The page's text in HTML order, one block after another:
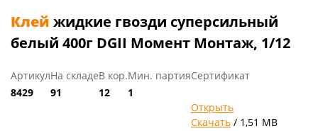
Клей жидкие гвозди суперсильный
белый 400г DGII Момент Монтаж, 1/12
Артикул
8429
На складе
91
В кор.
12
Мин. партия
1
Сертификат
Открыть
Скачать / 1,51 MB